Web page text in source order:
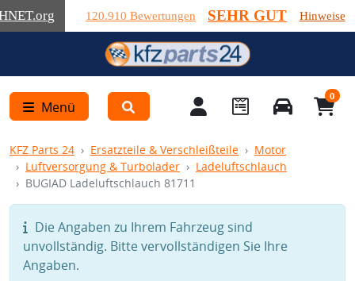
.org 120.910 Bewertungen SEHR GUT Hinweise
Menü
0
KFZ Parts 24 Ersatzteile & Verschleißteile
Motor
Luftversorgung & Turbolader
Ladeluftschlauch
BUGIAD Ladeluftschlauch 81711
Die Angaben zu Ihrem Fahrzeug sind
unvollständig. Bitte vervollständigen Sie Ihre
Angaben.